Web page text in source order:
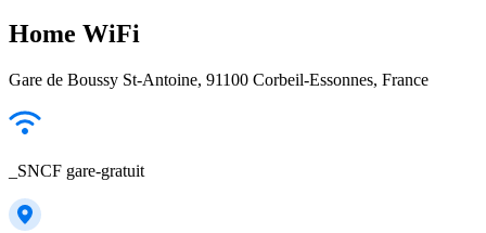
Home WiFi
Gare de Boussy St-Antoine, 91100 Corbeil-Essonnes, France
_SNCF gare-gratuit